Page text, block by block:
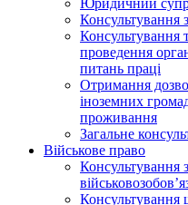
Юридичний
Консультування
Консультування
проведення
питань праці
Отримання
іноземних
проживання
Загальне
Військове право
Консультування
Консультування